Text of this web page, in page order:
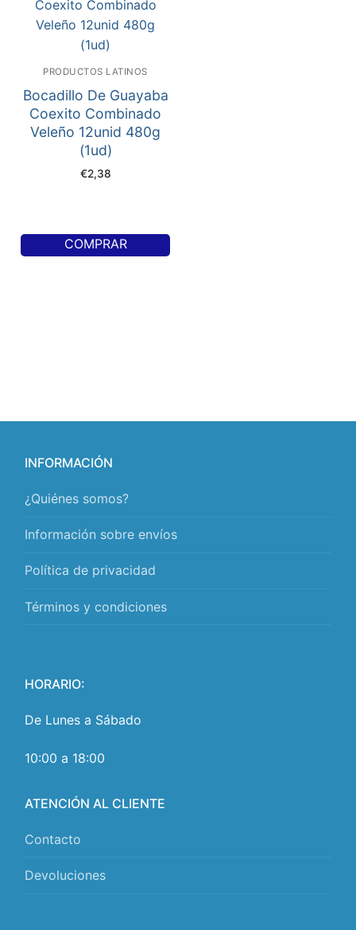
PRODUCTOS LATINOS
Bocadillo De Guayaba
Coexito Combinado
Veleño 12unid 480g
(1ud)
€2,38
COMPRAR
INFORMACIÓN
¿Quiénes somos?
Información sobre envíos
Política de privacidad
Términos y condiciones
HORARIO:
De Lunes a Sábado
10:00 a 18:00
ATENCIÓN AL CLIENTE
Contacto
Devoluciones